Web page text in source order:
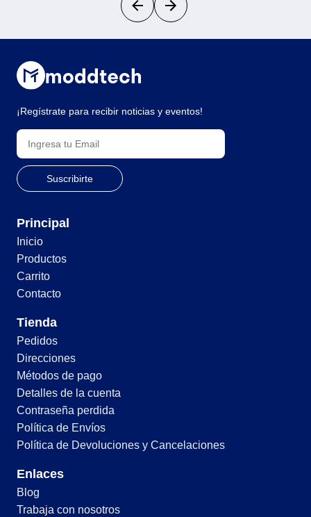
¡Regístrate para recibir noticias y eventos!
Principal
Inicio
Productos
Carrito
Contacto
Tienda
Pedidos
Direcciones
Métodos de pago
Detalles de la cuenta
Contraseña perdida
Política de Envíos
Política de Devoluciones y Cancelaciones
Enlaces
Blog
Trabaja con nosotros